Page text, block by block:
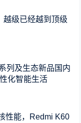
越级已经越到顶级
列及生态新品国内
化智能生活
性能，Redmi K60